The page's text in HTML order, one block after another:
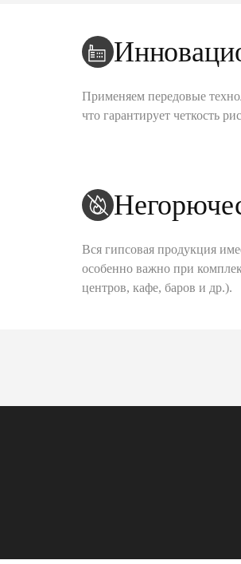
Применяем передовые
что гарантирует четкость
Вся гипсовая продукция
особенно важно при
центров, кафе, баров и др.).